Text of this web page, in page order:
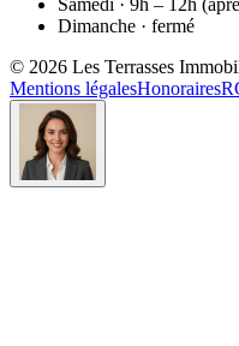
Samedi · 9h – 12h
Dimanche · fermé
© 2026 Les Terrasses
Mentions légalesHonoraires